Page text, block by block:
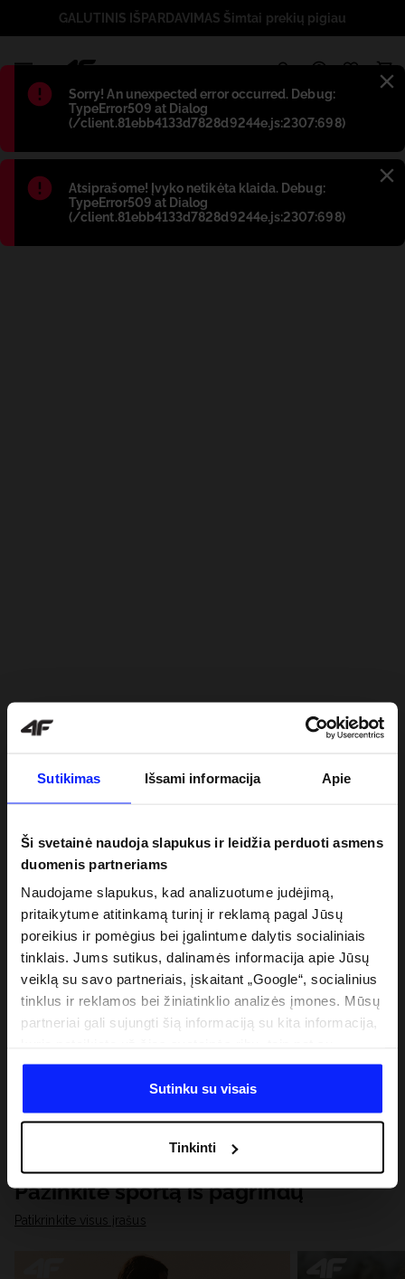
Sutikimas Išsami informacija Apie
Ši svetainė naudoja slapukus ir leidžia perduoti asmens
duomenis partneriams
Naudojame slapukus, kad analizuotume judėjimą,
pritaikytume atitinkamą turinį ir reklamą pagal Jūsų
poreikius ir pomėgius bei įgalintume dalytis socialiniais
tinklais. Jums sutikus, dalinamės informacija apie Jūsų
veiklą su savo partneriais, įskaitant „Google“, socialinius
tinklus ir reklamos bei žiniatinklio analizės įmones. Mūsų
partneriai gali sujungti šią informaciją su kita informacija,
duomenimis, kuriuos jie gauna, kai naudojatės jų
paslaugomis. Gavus Jūsų leidimą, mes galime perduoti
Jūsų asmeninę informaciją savo partneriams, siekdami
analitinius tyrimus, pritaikyti turinį ir tobulinti mūsų
partnerių siūlomus sprendimus (pvz., socialinius tinklus).
Išsamią informaciją rasite mūsų Privatumo politikoje ir
skiltyje „Išsami informacija“.
Sutinku su visais
Tinkinti
Błąd:
Sorry! An unexpected error occurred. Debug:
TypeError509 at Dialog
(/client.81ebb4133d7828d9244e.js:2307:698)
Błąd:
Atsiprašome! Įvyko netikėta klaida. Debug:
TypeError509 at Dialog
(/client.81ebb4133d7828d9244e.js:2307:698)
GALUTINIS IŠPARDAVIMAS Šimtai prekių pigiau
Pažinkite sportą iš pagrindų
Patikrinkite visus įrašus